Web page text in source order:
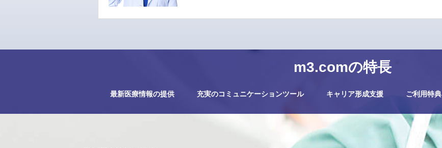
m3.comの特長
最新医療情報の提供 充実のコミュニケーションツール キャリア形成支援 ご利用特典